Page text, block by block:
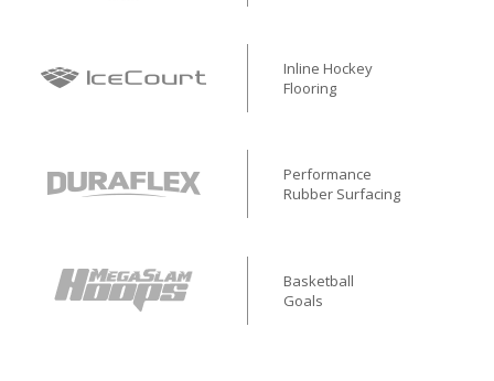
Inline Hockey
Flooring
Performance
Rubber Surfacing
Basketball
Goals